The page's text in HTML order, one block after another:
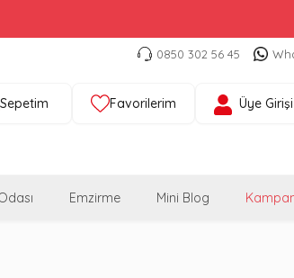
0850 302 56 45
Sepetim Favorilerim Üye Girişi
Emzirme Mini Blog